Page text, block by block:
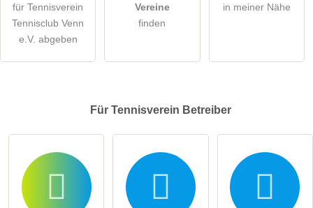
für Tennisverein
Tennisclub Venn
e.V. abgeben
Vereine
finden
in meiner Nähe
Für Tennisverein Betreiber